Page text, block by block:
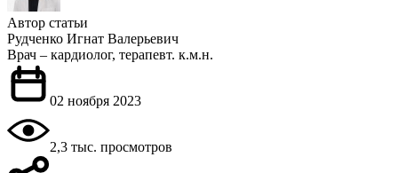
Автор статьи
Рудченко Игнат Валерьевич
Врач – кардиолог, терапевт. к.м.н.
02 ноября 2023
2,3 тыс. просмотров